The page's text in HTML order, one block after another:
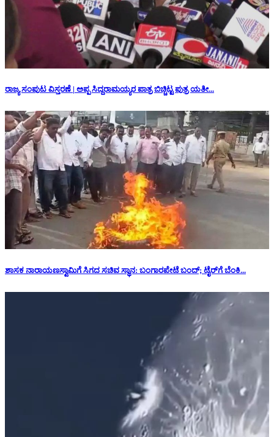
ರಾಜ್ಯ ಸಂಪುಟ ವಿಸ್ತರಣೆ | ಅಪ್ಪ ಸಿದ್ದರಾಮಯ್ಯರ ಪಾತ್ರ ಬಿಚ್ಚಿಟ್ಟ ಪುತ್ರ ಯತೀ...
ಶಾಸಕ ನಾರಾಯಣಸ್ವಾಮಿಗೆ ಸಿಗದ ಸಚಿವ ಸ್ಥಾನ: ‌ಬಂಗಾರಪೇಟೆ ಬಂದ್; ಟೈರ್‌ಗೆ ಬೆಂಕಿ...